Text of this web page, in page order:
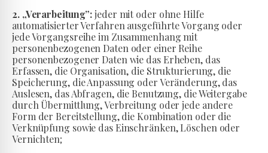
2. „Verarbeitung”:jeder mit oder ohne Hilfe
automatisierter Verfahren ausgeführte Vorgang oder
jede Vorgangsreihe im Zusammenhang mit
personenbezogenen Daten oder einer Reihe
personenbezogener Daten wie das Erheben, das
Erfassen, die Organisation, die Strukturierung, die
Speicherung, die Anpassung oder Veränderung, das
Auslesen, das Abfragen, die Benutzung, die Weitergabe
durch Übermittlung, Verbreitung oder jede andere
Form der Bereitstellung, die Kombination oder die
Verknüpfung sowie das Einschränken, Löschen oder
Vernichten;